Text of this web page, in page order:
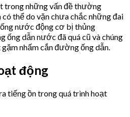
trong những vấn đề thường
thể do vặn chưa chắc những đai
nước động cơ bị thủng
ống dẫn nước đã quá cũ và chúng
nhấm cắn đường ống dẫn.
động
tiếng ồn trong quá trình hoạt